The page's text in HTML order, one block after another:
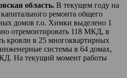
область. В текущем году на
ремонта общего
домов г.о. Химки выделено 1
отремонтировать 118 МКД, в
кровли в 25 многоквартирных
системы в 64 домах,
На текущий момент работы